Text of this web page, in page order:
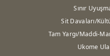
Sınır
Sit Davaları/
Tam Yargı/Maddi-
Ukome